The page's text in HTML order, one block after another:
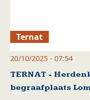
Ternat
20/10/2025 - 07:54
TERNAT -
begraafplaats